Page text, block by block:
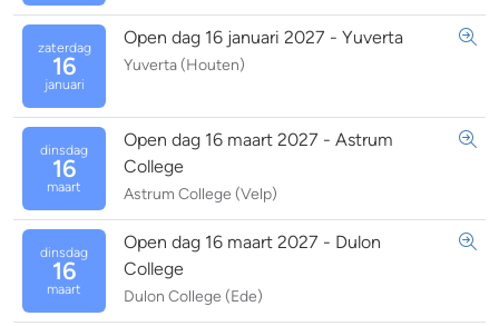
zaterdag
16
januari
Open dag 16 januari 2027 - Yuverta
Yuverta (Houten)
dinsdag
16
maart
Open dag 16 maart 2027 - Astrum
College
Astrum College (Velp)
dinsdag
16
maart
Open dag 16 maart 2027 - Dulon
College
Dulon College (Ede)